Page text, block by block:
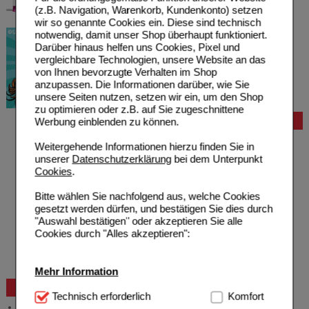
(z.B. Navigation, Warenkorb, Kundenkonto) setzen
wir so genannte Cookies ein. Diese sind technisch
notwendig, damit unser Shop überhaupt funktioniert.
Darüber hinaus helfen uns Cookies, Pixel und
vergleichbare Technologien, unsere Website an das
von Ihnen bevorzugte Verhalten im Shop
anzupassen. Die Informationen darüber, wie Sie
unsere Seiten nutzen, setzen wir ein, um den Shop
zu optimieren oder z.B. auf Sie zugeschnittene
Werbung einblenden zu können.
Weitergehende Informationen hierzu finden Sie in
unserer Datenschutzerklärungbei dem Unterpunkt
Cookies.
Bitte wählen Sie nachfolgend aus, welche Cookies
gesetzt werden dürfen, und bestätigen Sie dies durch
"Auswahl bestätigen" oder akzeptieren Sie alle
Cookies durch "Alles akzeptieren":
Mehr Information
Technisch Notwendig:Hierbei handelt es sich um
Technisch erforderlich Komfort
Bestellung
Hilfe zur Anmeldung
Hilfe zum Bestellvorgang
Zahlungsmöglichkeiten
Freiumschläge anfordern
Freiumschläge downloaden
Auslandsbestellung
Reklamation
Widerrufsformular